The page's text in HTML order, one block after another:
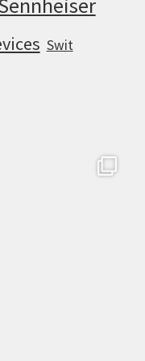
Swit